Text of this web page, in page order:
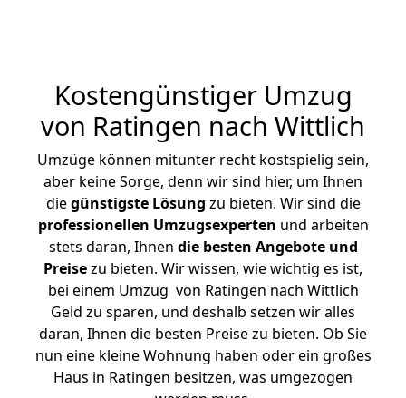
Kostengünstiger Umzug
von Ratingen nach Wittlich
Umzüge können mitunter recht kostspielig sein,
aber keine Sorge, denn wir sind hier, um Ihnen
diegünstigste Lösung zu bieten. Wir sind die
professionellen Umzugsexperten und arbeiten
stets daran, Ihnen die besten Angebote und
Preisezu bieten. Wir wissen, wie wichtig es ist,
bei einem Umzug von Ratingen nach Wittlich
Geld zu sparen, und deshalb setzen wir alles
daran, Ihnen die besten Preise zu bieten. Ob Sie
nun eine kleine Wohnung haben oder ein großes
Haus in Ratingen besitzen, was umgezogen